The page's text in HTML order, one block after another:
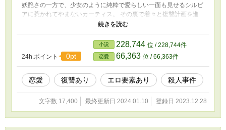
妖艶さの一方で、少女のように純粋で愛らしい一面も見せるシルビ
アに惹かれてやまないカーティス。 その裏で着々と復讐計画を進
めるシルビア。彼女の大切な家族を奪った者たちに、確実に復讐の
鉄槌を下していくのだった。 やがて、カーティスもシルビアの復
讐劇に巻き込まれることになる。 ※R18です。それほど過激ではあ
りませんが、暴力的、性的表現があります。
24h.ポイント
0pt
小説 228,744 位 / 228,744件
恋愛 66,363 位 / 66,363件
恋愛 復讐あり エロ要素あり 殺人事件
文字数 17,400 最終更新日 2024.01.10 登録日 2023.12.28